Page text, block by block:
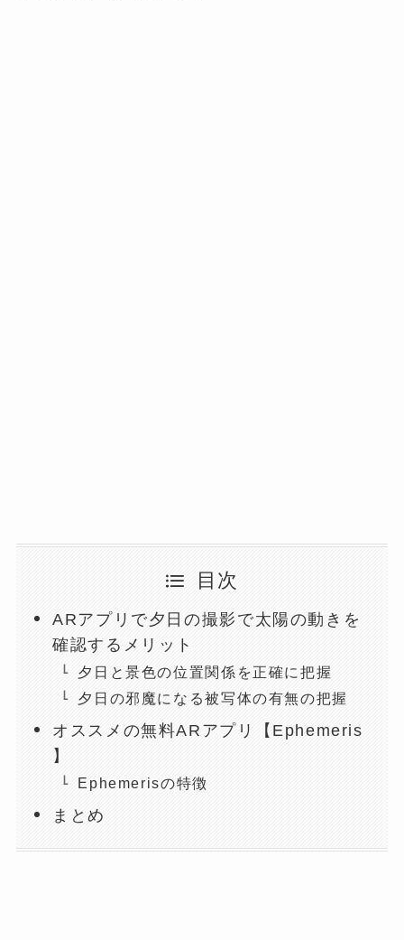
目次
ARアプリで夕日の撮影で太陽の動きを
確認するメリット
夕日と景色の位置関係を正確に把握
夕日の邪魔になる被写体の有無の把握
オススメの無料ARアプリ【Ephemeris
】
Ephemerisの特徴
まとめ